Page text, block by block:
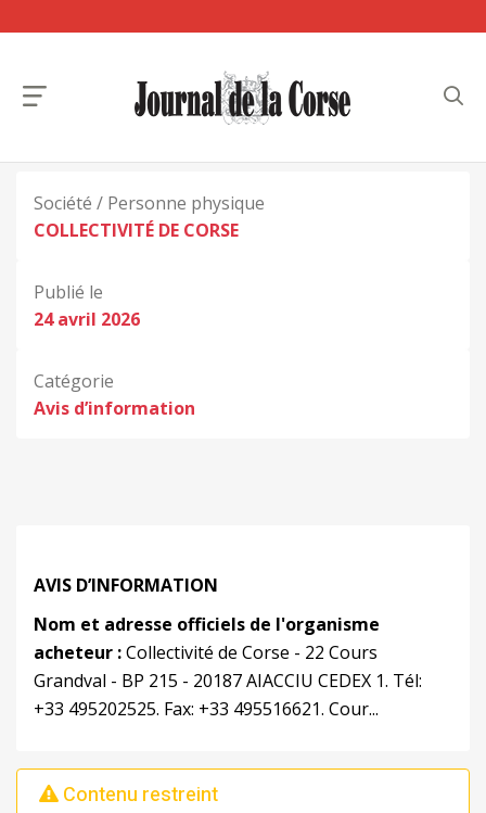
Société / Personne physique
COLLECTIVITÉ DE CORSE
Publié le
24 avril 2026
Catégorie
Avis d’information
AVIS D’INFORMATION
Nom et adresse officiels de l'organisme
acheteur :Collectivité de Corse - 22 Cours
Grandval - BP 215 - 20187 AIACCIU CEDEX 1. Tél:
+33 495202525. Fax: +33 495516621. Cour...
Contenu restreint